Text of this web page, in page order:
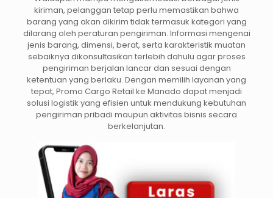
kiriman, pelanggan tetap perlu memastikan bahwa
barang yang akan dikirim tidak termasuk kategori yang
dilarang oleh peraturan pengiriman. Informasi mengenai
jenis barang, dimensi, berat, serta karakteristik muatan
sebaiknya dikonsultasikan terlebih dahulu agar proses
pengiriman berjalan lancar dan sesuai dengan
ketentuan yang berlaku. Dengan memilih layanan yang
tepat, Promo Cargo Retail ke Manado dapat menjadi
solusi logistik yang efisien untuk mendukung kebutuhan
pengiriman pribadi maupun aktivitas bisnis secara
berkelanjutan.